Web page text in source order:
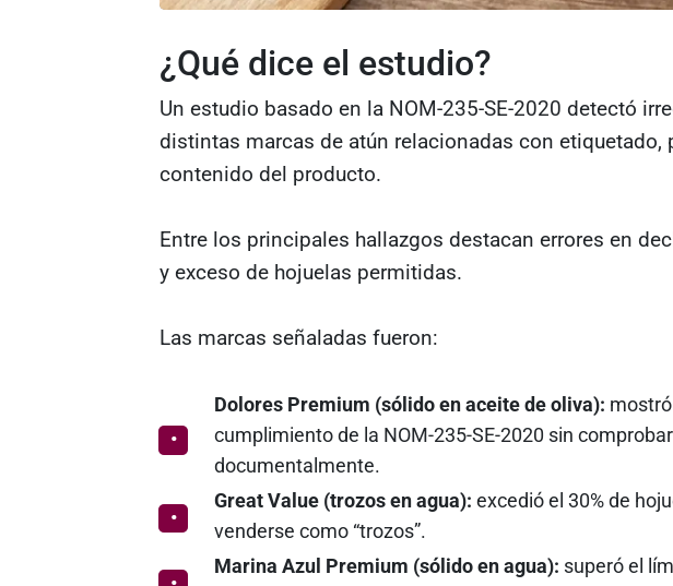
¿Qué dice el estudio?
Un estudio basado en la NOM-235-SE-2020 detectó
distintas marcas de atún relacionadas con etiquetado,
contenido del producto.
Entre los principales hallazgos destacan errores en
y exceso de hojuelas permitidas.
Las marcas señaladas fueron:
Dolores Premium (sólido en aceite de oliva):
cumplimiento de la NOM-235-SE-2020 sin
documentalmente.
Great Value (trozos en agua): excedió el 30% de
venderse como “trozos”.
Marina Azul Premium (sólido en agua): superó el